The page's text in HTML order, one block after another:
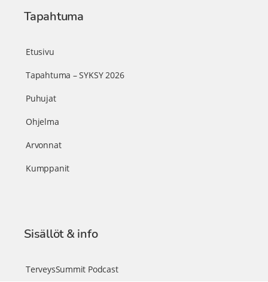
Tapahtuma
Etusivu
Tapahtuma – SYKSY 2026
Puhujat
Ohjelma
Arvonnat
Kumppanit
Sisällöt & info
TerveysSummit Podcast